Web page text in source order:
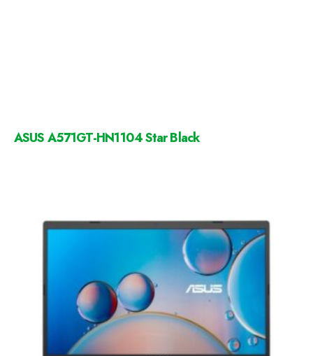
ASUS A571GT-HN1104 Star Black